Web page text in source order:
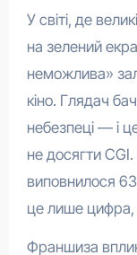
У світі, де
на зелений
неможлива»
кіно. Глядач
небезпеці — і
не досягти
виповнилося
це лише цифра,
Франшиза